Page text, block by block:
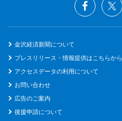
金沢経済新聞について
プレスリリース・情報提供はこちらから
アクセスデータの利用について
お問い合わせ
広告のご案内
後援申請について